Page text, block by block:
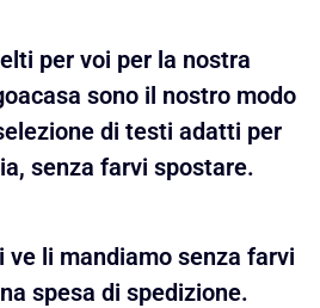
per voi per la nostra
sono il nostro modo
di testi adatti per
senza farvi spostare.
ve li mandiamo senza farvi
spesa di spedizione.